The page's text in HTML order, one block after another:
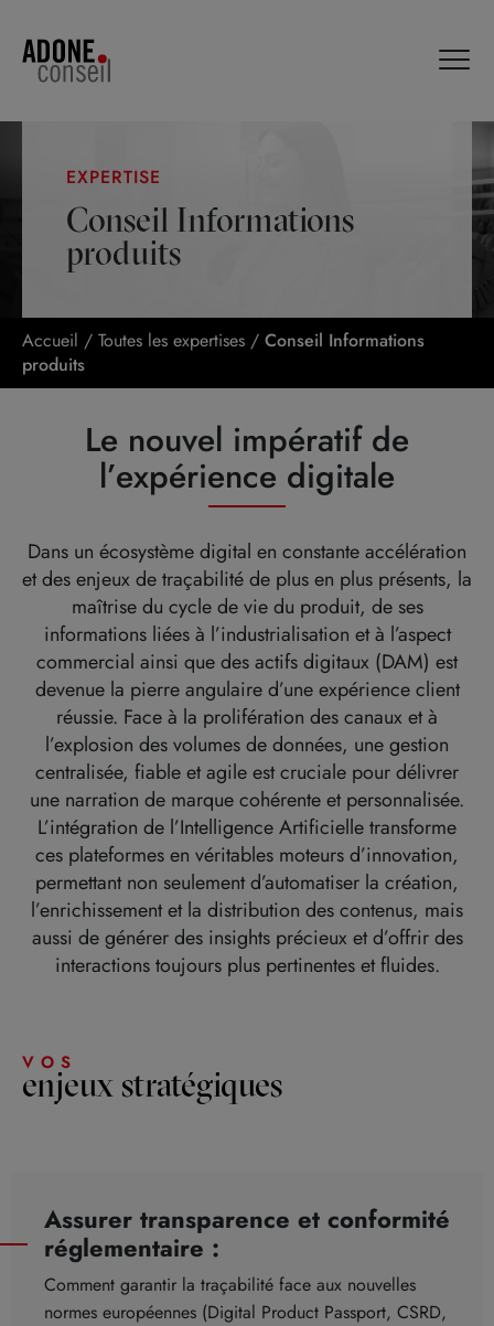
Conseil Informations
produits
EXPERTISE
Accueil / Toutes les expertises / Conseil Informations
produits
Le nouvel impératif de
l’expérience digitale
Dans un écosystème digital en constante accélération
et des enjeux de traçabilité de plus en plus présents, la
maîtrise du cycle de vie du produit, de ses
informations liées à l’industrialisation et à l’aspect
commercial ainsi que des actifs digitaux (DAM) est
devenue la pierre angulaire d’une expérience client
réussie. Face à la prolifération des canaux et à
l’explosion des volumes de données, une gestion
centralisée, fiable et agile est cruciale pour délivrer
une narration de marque cohérente et personnalisée.
L’intégration de l’Intelligence Artificielle transforme
ces plateformes en véritables moteurs d’innovation,
permettant non seulement d’automatiser la création,
l’enrichissement et la distribution des contenus, mais
aussi de générer des insights précieux et d’offrir des
interactions toujours plus pertinentes et fluides.
VOS
enjeux stratégiques
Assurer transparence et conformité
réglementaire :
Comment garantir la traçabilité face aux nouvelles
normes européennes (Digital Product Passport, CSRD,